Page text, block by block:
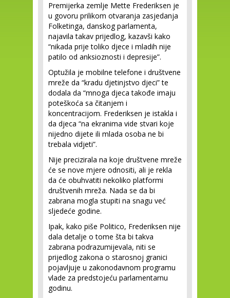
Premijerka zemlje Mette Frederiksen je
u govoru prilikom otvaranja zasjedanja
Folketinga, danskog parlamenta,
najavila takav prijedlog, kazavši kako
“nikada prije toliko djece i mladih nije
patilo od anksioznosti i depresije”.
Optužila je mobilne telefone i društvene
mreže da “kradu djetinjstvo djeci” te
dodala da “mnoga djeca takođe imaju
poteškoća sa čitanjem i
koncentracijom. Frederiksen je istakla i
da djeca “na ekranima vide stvari koje
nijedno dijete ili mlada osoba ne bi
trebala vidjeti”.
Nije precizirala na koje društvene mreže
će se nove mjere odnositi, ali je rekla
da će obuhvatiti nekoliko platformi
društvenih mreža. Nada se da bi
zabrana mogla stupiti na snagu već
sljedeće godine.
Ipak, kako piše Politico, Frederiksen nije
dala detalje o tome šta bi takva
zabrana podrazumijevala, niti se
prijedlog zakona o starosnoj granici
pojavljuje u zakonodavnom programu
vlade za predstojeću parlamentarnu
godinu.